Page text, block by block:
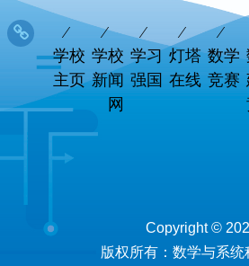
学校
主页
学校
新闻
网
学习
强国
灯塔
在线
数学
竞赛
Copyright ©
版权所有：数学与系统